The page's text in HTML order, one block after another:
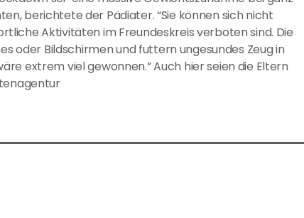
berichtete der Pädiater. “Sie können sich nicht
Aktivitäten im Freundeskreis verboten sind. Die
oder Bildschirmen und futtern ungesundes Zeug in
extrem viel gewonnen.” Auch hier seien die Eltern